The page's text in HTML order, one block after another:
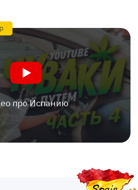
про Испанию